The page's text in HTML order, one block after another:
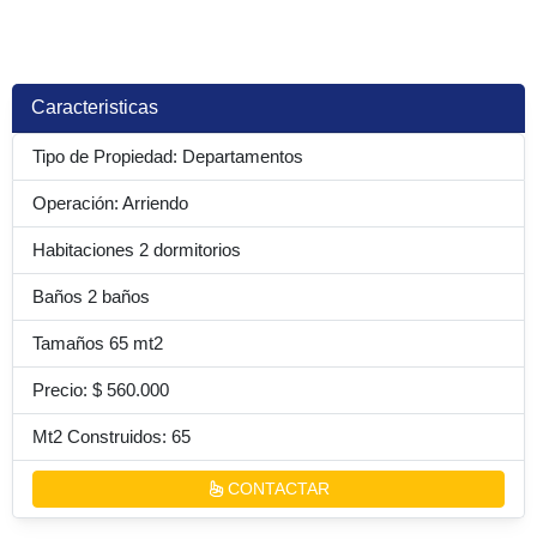
Caracteristicas
Tipo de Propiedad: Departamentos
Operación: Arriendo
Habitaciones 2 dormitorios
Baños 2 baños
Tamaños 65 mt2
Precio: $ 560.000
Mt2 Construidos: 65
CONTACTAR